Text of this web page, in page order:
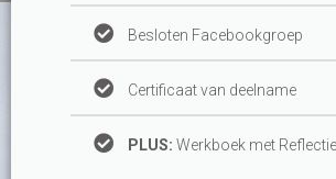
Besloten Facebookgroep
Certificaat van deelname
PLUS: Werkboek met